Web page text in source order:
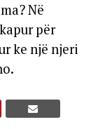
Në
për
ke një njeri